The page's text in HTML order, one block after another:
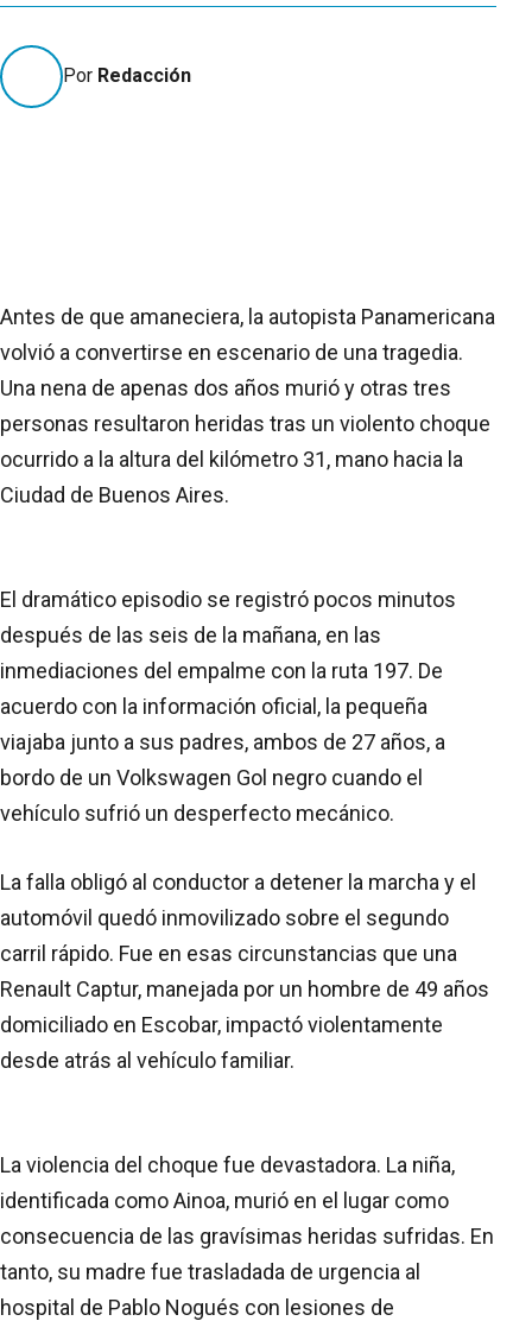
Por Redacción
Antes de que amaneciera, la autopista Panamericana
volvió a convertirse en escenario de una tragedia.
Una nena de apenas dos años murió y otras tres
personas resultaron heridas tras un violento choque
ocurrido a la altura del kilómetro 31, mano hacia la
Ciudad de Buenos Aires.
El dramático episodio se registró pocos minutos
después de las seis de la mañana, en las
inmediaciones del empalme con la ruta 197. De
acuerdo con la información oficial, la pequeña
viajaba junto a sus padres, ambos de 27 años, a
bordo de un Volkswagen Gol negro cuando el
vehículo sufrió un desperfecto mecánico.
La falla obligó al conductor a detener la marcha y el
automóvil quedó inmovilizado sobre el segundo
carril rápido. Fue en esas circunstancias que una
Renault Captur, manejada por un hombre de 49 años
domiciliado en Escobar, impactó violentamente
desde atrás al vehículo familiar.
La violencia del choque fue devastadora. La niña,
identificada como Ainoa, murió en el lugar como
consecuencia de las gravísimas heridas sufridas. En
tanto, su madre fue trasladada de urgencia al
hospital de Pablo Nogués con lesiones de